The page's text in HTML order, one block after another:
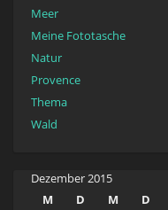
Meer
Meine Fototasche
Natur
Provence
Thema
Wald
Dezember 2015
M
D M D